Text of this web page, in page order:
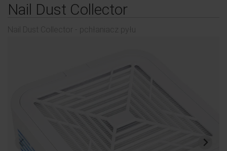
Nail Dust Collector - pchłaniacz pyłu
Nail Dust Collector
Nail Dust Collector - pchłaniacz pyłu